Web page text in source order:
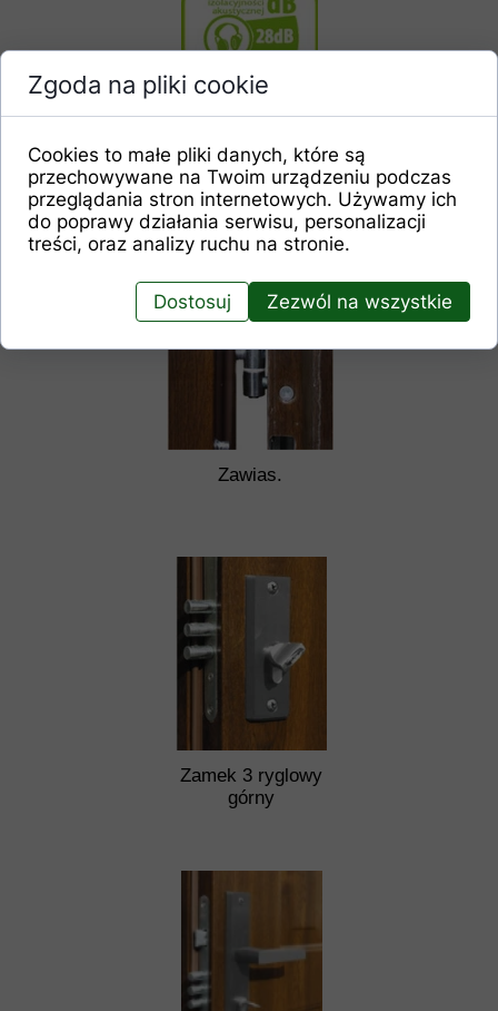
Zamek 3 ryglowy
górny
Zawias.
Zgoda na pliki cookie
Cookies to małe pliki danych, które są
przechowywane na Twoim urządzeniu podczas
przeglądania stron internetowych. Używamy ich
do poprawy działania serwisu, personalizacji
treści, oraz analizy ruchu na stronie.
Dostosuj Zezwól na wszystkie